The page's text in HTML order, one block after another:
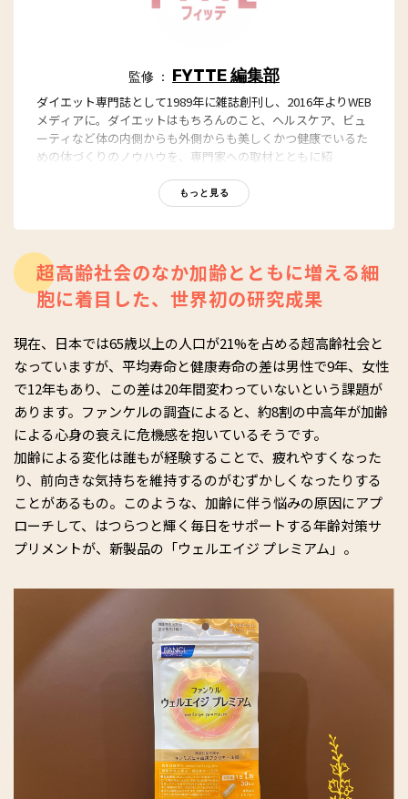
監修 ： FYTTE 編集部
ダイエット専門誌として1989年に雑誌創刊し、2016年よりWEB
メディアに。ダイエットはもちろんのこと、ヘルスケア、ビュ
ーティなど体の内側からも外側からも美しくかつ健康でいるた
めの体づくりのノウハウを、専門家への取材とともに紹
もに、編集部員も自らさまざまなヘルシーネタを日々お試し
もっと見る
超高齢社会のなか加齢とともに増える細
胞に着目した、世界初の研究成果
現在、日本では65歳以上の人口が21%を占める超高齢社会と
なっていますが、平均寿命と健康寿命の差は男性で9年、女性
で12年もあり、この差は20年間変わっていないという課題が
あります。ファンケルの調査によると、約8割の中高年が加齢
による心身の衰えに危機感を抱いているそうです。
加齢による変化は誰もが経験することで、疲れやすくなった
り、前向きな気持ちを維持するのがむずかしくなったりする
ことがあるもの。このような、加齢に伴う悩みの原因にアプ
ローチして、はつらつと輝く毎日をサポートする年齢対策サ
プリメントが、新製品の「ウェルエイジ プレミアム」。